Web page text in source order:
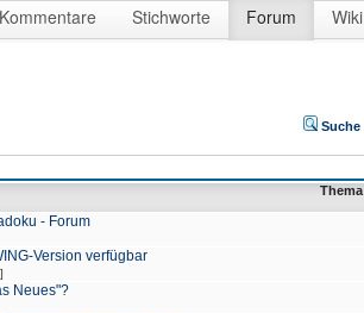
Kommentare Stichworte Forum Wiki
Suche
Thema
- Forum
Version verfügbar
]
Neues"?